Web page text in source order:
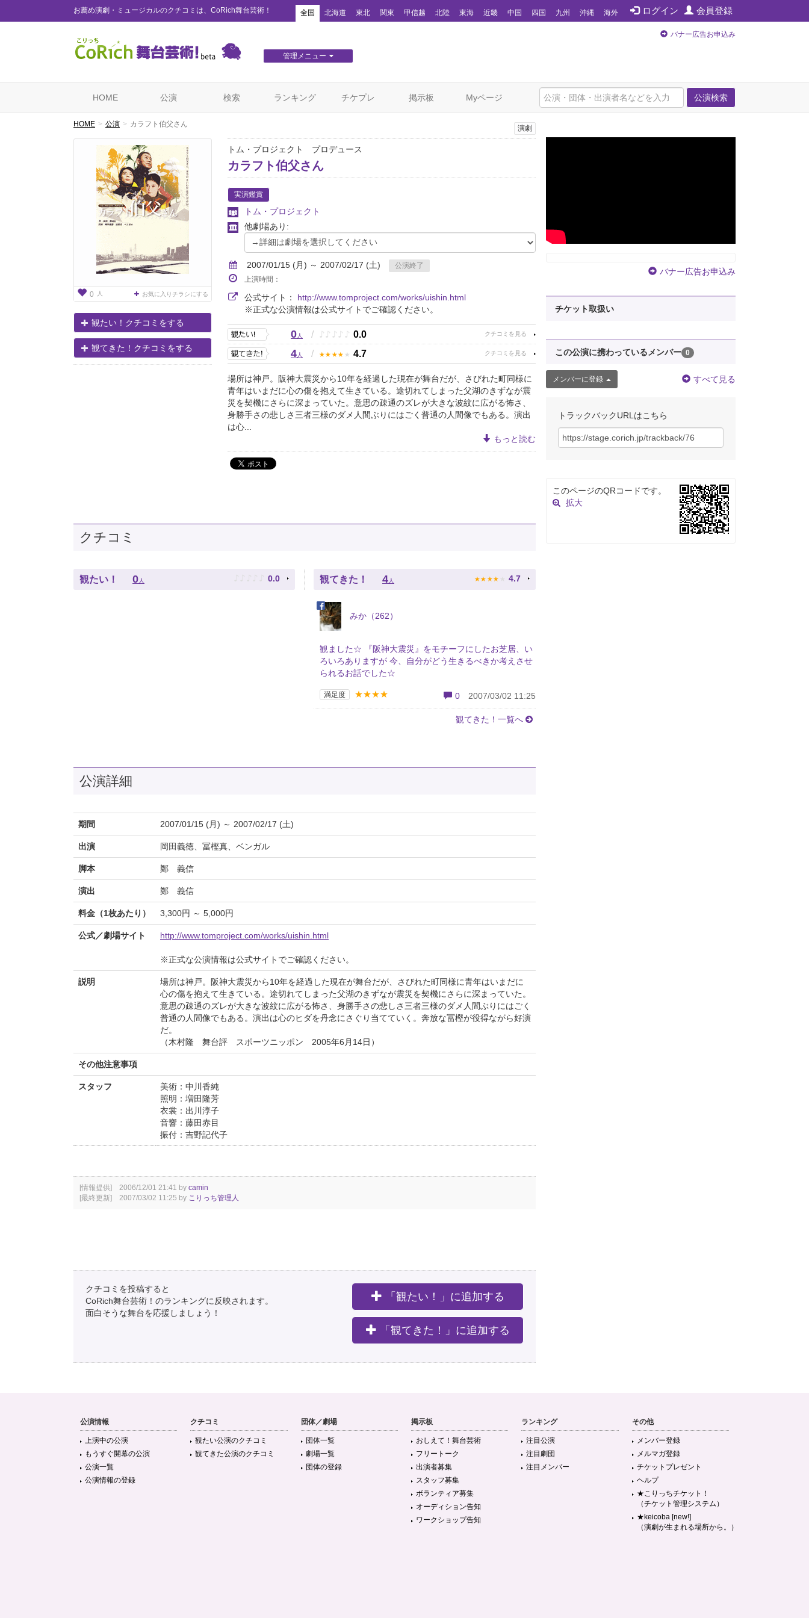
お薦め演劇・ミュージカルのクチコミは、CoRich舞台芸術！ ログイン 会員登録
全国 北海道 東北 関東 甲信越 北陸 東海 近畿 中国 四国 九州 沖縄 海外
管理メニュー
バナー広告お申込み
公演検索
HOME 公演 検索 ランキング チケプレ 掲示板 Myページ
HOME 公演 カラフト伯父さん
0 人 お気に入りチラシにする
観たい！クチコミをする
観てきた！クチコミをする
演劇
トム・プロジェクト プロデュース
カラフト伯父さん
実演鑑賞
トム・プロジェクト
他劇場あり:
2007/01/15 (月) ～ 2007/02/17 (土)
公演終了
上演時間：
公式サイト： http://www.tomproject.com/works/uishin.html
※正式な公演情報は公式サイトでご確認ください。
0人 / ♪ ♪ ♪ ♪ ♪ 0.0
4人 / ★ ★ ★ ★ ★ 4.7
場所は神戸。阪神大震災から10年を経過した現在が舞台だが、さびれた町同様に
青年はいまだに心の傷を抱えて生きている。途切れてしまった父湖のきずなが震
災を契機にさらに深まっていた。意思の疎通のズレが大きな波紋に広がる怖さ、
身勝手さの悲しさ三者三様のダメ人間ぶりにはごく普通の人間像でもある。演出
は心...
もっと読む
クチコミ
観たい！ 0 人 ♪ ♪ ♪ ♪ ♪ 0.0 観てきた！ 4 人 ★ ★ ★ ★ ★ 4.7
みか（262）
観ました☆ 『阪神大震災』をモチーフにしたお芝居、い
ろいろありますが 今、自分がどう生きるべきか考えさせ
られるお話でした☆
満足度 ★★★★ 0 2007/03/02 11:25
観てきた！一覧へ
公演詳細
期間 2007/01/15 (月) ～ 2007/02/17 (土)
出演 岡田義徳、冨樫真、ベンガル
脚本 鄭 義信
演出 鄭 義信
料金（1枚あたり） 3,300円 ～ 5,000円
公式／劇場サイト http://www.tomproject.com/works/uishin.html
※正式な公演情報は公式サイトでご確認ください。
説明
場所は神戸。阪神大震災から10年を経過した現在が舞台だが、さびれた町同様に青年はいまだに
心の傷を抱えて生きている。途切れてしまった父湖のきずなが震災を契機にさらに深まっていた。
意思の疎通のズレが大きな波紋に広がる怖さ、身勝手さの悲しさ三者三様のダメ人間ぶりにはごく
普通の人間像でもある。演出は心のヒダを丹念にさぐり当てていく。奔放な冨樫が役得ながら好演
だ。
（木村隆 舞台評 スポーツニッポン 2005年6月14日）
その他注意事項
スタッフ
美術：中川香純
照明：増田隆芳
衣裳：出川淳子
音響：藤田赤目
振付：吉野記代子
[情報提供] 2006/12/01 21:41 by camin
[最終更新] 2007/03/02 11:25 by こりっち管理人
クチコミを投稿すると
CoRich舞台芸術！のランキングに反映されます。
面白そうな舞台を応援しましょう！
「観たい！」に追加する
「観てきた！」に追加する
バナー広告お申込み
チケット取扱い
この公演に携わっているメンバー 0
メンバーに登録 すべて見る
トラックバックURLはこちら
このページのQRコードです。
拡大
公演情報
上演中の公演
もうすぐ開幕の公演
公演一覧
公演情報の登録
クチコミ
観たい公演のクチコミ
観てきた公演のクチコミ
団体／劇場
団体一覧
劇場一覧
団体の登録
掲示板
おしえて！舞台芸術
フリートーク
出演者募集
スタッフ募集
ボランティア募集
オーディション告知
ワークショップ告知
ランキング
注目公演
注目劇団
注目メンバー
その他
メンバー登録
メルマガ登録
チケットプレゼント
ヘルプ
★こりっちチケット！
（チケット管理システム）
★keicoba [new!]
（演劇が生まれる場所から。）